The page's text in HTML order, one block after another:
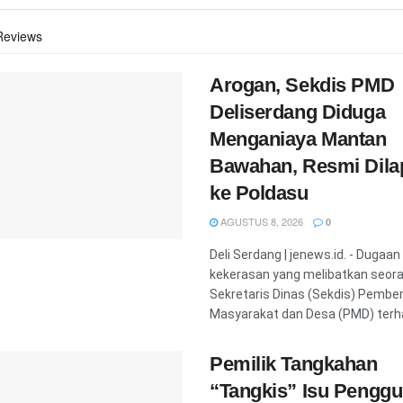
Arogan, Sekdis PMD
Deliserdang Diduga
Menganiaya Mantan
Bawahan, Resmi
ke Poldasu
AGUSTUS 8, 2026 0
‎Deli Serdang | jenews.id. -
kekerasan yang melibatkan
Sekretaris Dinas (Sekdis)
Masyarakat dan Desa (PMD)
Pemilik Tangkahan
“Tangkis” Isu